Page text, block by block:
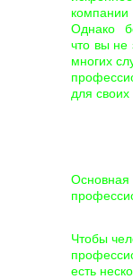
Однако
что вы не
многих
для своих
Чтобы
есть